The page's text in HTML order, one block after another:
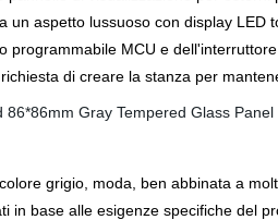
un aspetto lussuoso con display
programmabile MCU e
di creare la stanza per
grigio, moda, ben abbinata a
in base alle esigenze specifiche del